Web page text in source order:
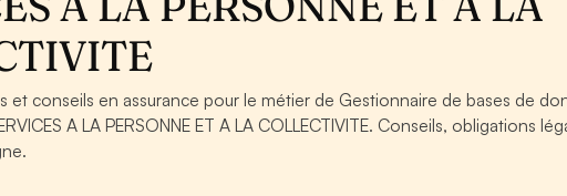
et conseils en assurance pour le métier de Gestionnaire de bases de
A LA PERSONNE ET A LA COLLECTIVITE. Conseils, obligations